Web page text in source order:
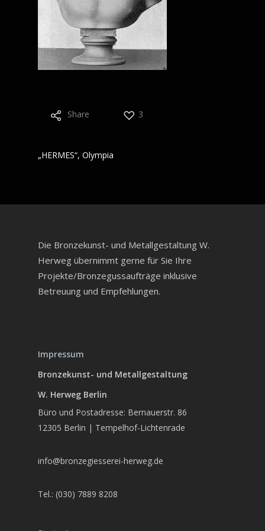
Share 3
„HERMES“, Olympia
Die Bronzekunst- und Metallgestaltung W.
Herweg übernimmt gerne für Sie Ihre
Projekte/Bronzegussaufträge inklusive
Betreuung und Empfehlungen.
Impressum
Bronzekunst- und Metallgestaltung
W. Herweg Berlin
Büro und Postadresse: Bernauerstr. 86
12305 Berlin | Tempelhof-Lichtenrade
info@bronzegiesserei-herweg.de
Tel.: (030) 7889 8208